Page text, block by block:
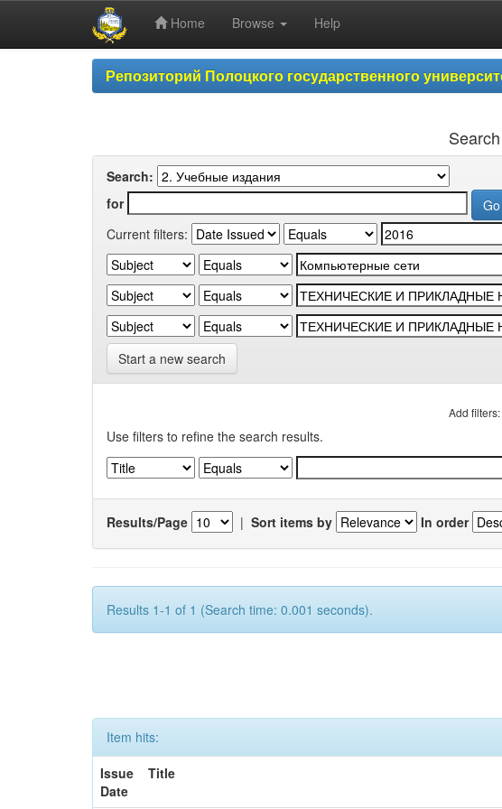
Home Browse Help
Репозиторий Полоцкого государственного
Search
Search:
for
Current filters:
Start a new search
Add filters:
Use filters to refine the search results.
Results/Page | Sort items by In order
Results 1-1 of 1 (Search time: 0.001 seconds).
Item hits:
Issue
Date
Title